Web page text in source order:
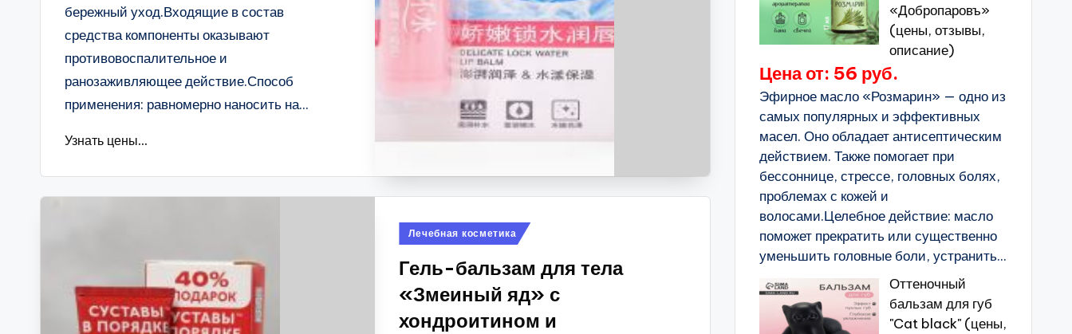
бережный уход.Входящие в состав
средства компоненты оказывают
противовоспалительное и
ранозаживляющее действие.Способ
применения: равномерно наносить на...
Узнать цены...
Опубликовано
Лечебная косметика
Гель-бальзам для тела
«Змеиный яд» с
хондроитином и
«Добропаровъ»
(цены, отзывы,
описание)
Цена от: 56 руб.
Эфирное масло «Розмарин» — одно из
самых популярных и эффективных
масел. Оно обладает антисептическим
действием. Также помогает при
бессоннице, стрессе, головных болях,
проблемах с кожей и
волосами.Целебное действие: масло
поможет прекратить или существенно
уменьшить головные боли, устранить...
Оттеночный
бальзам для губ
"Cat black" (цены,